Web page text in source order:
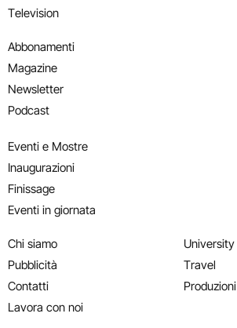
Television
Abbonamenti
Magazine
Newsletter
Podcast
Eventi e Mostre
Inaugurazioni
Finissage
Eventi in giornata
Chi siamo
Pubblicità
Contatti
Lavora con noi
University
Travel
Produzioni